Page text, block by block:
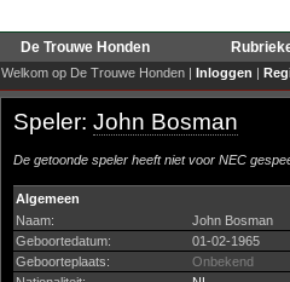
De Trouwe Honden
Welkom op De Trouwe Honden | Inloggen |
Speler: John Bosman
De getoonde speler heeft niet voor NEC
Algemeen
Naam:
John Bosman
Geboortedatum:
01-02-1965
Geboorteplaats:
Onbekend